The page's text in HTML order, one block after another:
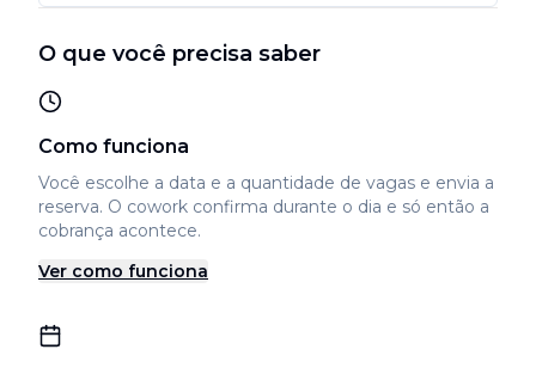
O que você precisa saber
Como funciona
Você escolhe a data e a quantidade de vagas e envia a
reserva. O cowork confirma durante o dia e só então a
cobrança acontece.
Ver como funciona